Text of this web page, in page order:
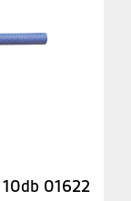
01622